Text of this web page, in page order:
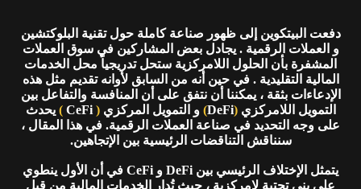
دفعت البيتكوين إلى ظهور صناعة كاملة حول تقنية البلوكتشين
و العملات الرقمية . يجادل بعض المشاركين في سوق العملات
المشفرة بأن الحلول اللامركزية ستحل تدريجياً محل الخدمات
المالية التقليدية . في حين أنه من السابق لأوانه تقديم مثل هذه
الإدعاءات بثقة ، يمكننا أن نتفق على أن المنافسة والتفاعل بين
التمويل اللامركزي(
DeFi
) و التمويل المركزي(
CeFi
) يحدث
على وجه التحديد في صناعة العملات الرقمية. في هذا المقال ،
سنناقش التناقضات الرئيسية بين الإتجاهين.
يتمثل الإختلاف الرئيسي بين DeFi و CeFi في أن الأول ينطوي
على بنى تحتية لامركزية ، حيث تُدار الخدمات المالية من قبل